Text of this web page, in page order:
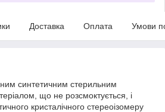
Доставка Оплата Умови
синтетичним стерильним
що не розсмоктується, і
кристалічного стереоізомеру